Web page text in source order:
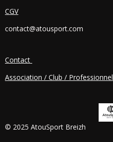
B
O
CGV
contact@atousport.com
Contact
Association / Club / Professionnel
© 2025 AtouSport Breizh